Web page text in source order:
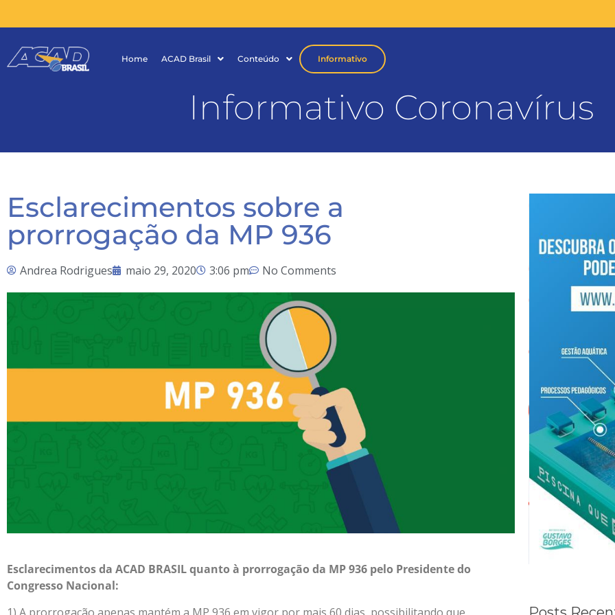
Home ACAD Brasil Conteúdo Informativo
Informativo Coronavírus
Esclarecimentos sobre a
prorrogação da MP 936
Andrea Rodrigues maio 29, 2020 3:06 pm No Comments
Esclarecimentos da ACAD BRASIL quanto à prorrogação da MP 936 pelo Presidente do
Congresso Nacional:
1) A prorrogação apenas mantém a MP 936 em vigor por mais 60 dias, possibilitando que